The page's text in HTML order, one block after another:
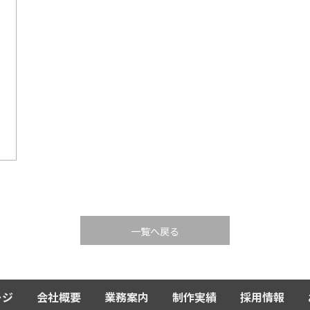
一覧へ戻る
会社概要 業務案内 制作実績 採用情報